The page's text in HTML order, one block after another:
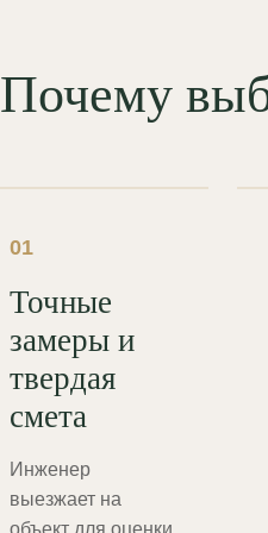
Почему
01
Точные
замеры и
твердая
смета
Инженер
выезжает на
объект для оценки